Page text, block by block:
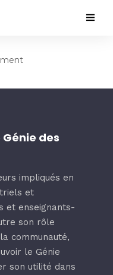
des
impliqués en
et
et enseignants-
son rôle
communauté,
le Génie
son utilité dans